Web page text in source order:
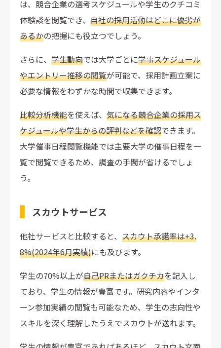
は、競合企業の選考スケジュールや学生のクチコミ
体験談を閲覧でき、 自社の採用活動はどこに優劣が
あるかの把握にも役立つでしょう。
さらに、 学生動向では大学ごとに学事スケジュール
やエントリー推移の閲覧が可能で、採用計画立案に
必要な情報をわずかな時間で収集できます。
比較分析機能を使えば、 気になる競合企業の採用ス
ケジュールや学生からの評判などを確認できます。
大学催事日程閲覧機能では主要大学の催事日程を一
覧で閲覧できるため、調査の手間が省けるでしょ
う。
スカウトサービス
他社サービスと比較すると、 スカウト承諾率は+3.
8%(2024年6月実績)にも及びます。
学生の70%以上が自己PRまたはガクチカを記入し
ており、学生の情報が豊富です。研究内容やインタ
ーン参加実績の閲覧も可能なため、学生の志向性や
スキルを深く理解したうえでスカウトが送れます。